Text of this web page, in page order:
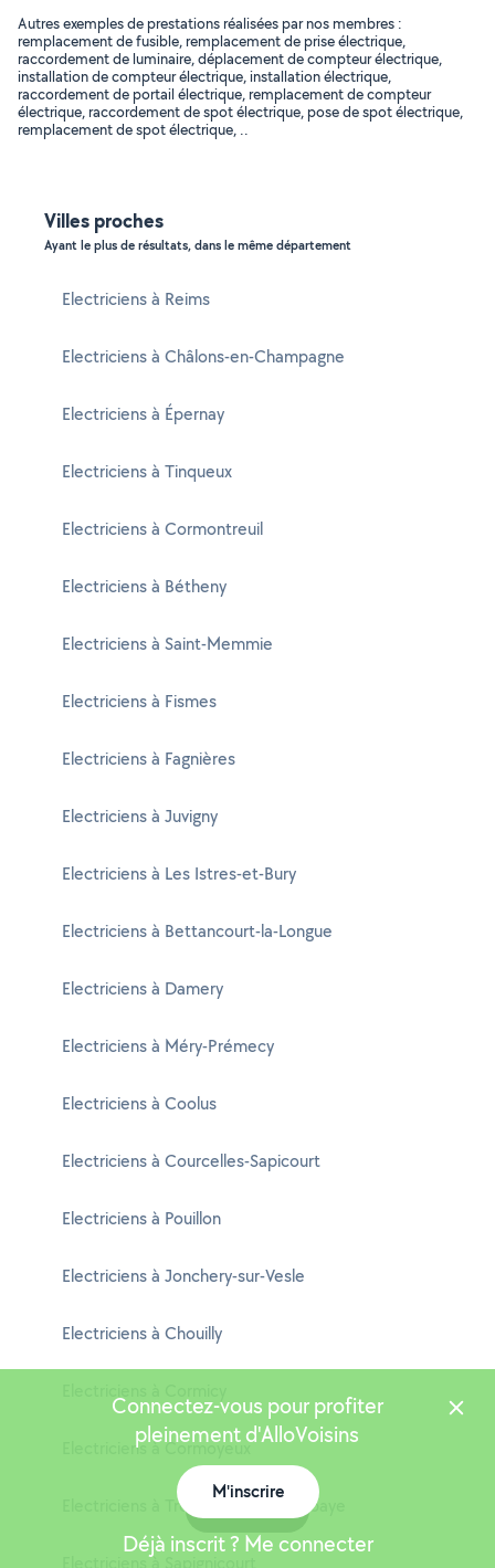
Autres exemples de prestations réalisées par nos membres :
remplacement de fusible, remplacement de prise électrique,
raccordement de luminaire, déplacement de compteur électrique,
installation de compteur électrique, installation électrique,
raccordement de portail électrique, remplacement de compteur
électrique, raccordement de spot électrique, pose de spot électrique,
remplacement de spot électrique, ..
Villes proches
Ayant le plus de résultats, dans le même département
Electriciens à Reims
Electriciens à Châlons-en-Champagne
Electriciens à Épernay
Electriciens à Tinqueux
Electriciens à Cormontreuil
Electriciens à Bétheny
Electriciens à Saint-Memmie
Electriciens à Fismes
Electriciens à Fagnières
Electriciens à Juvigny
Electriciens à Les Istres-et-Bury
Electriciens à Bettancourt-la-Longue
Electriciens à Damery
Electriciens à Méry-Prémecy
Electriciens à Coolus
Electriciens à Courcelles-Sapicourt
Electriciens à Pouillon
Electriciens à Jonchery-sur-Vesle
Electriciens à Chouilly
Electriciens à Cormoyeux
Electriciens à Trois-Fontaines-l'Abbaye
Electriciens à Sapignicourt
Connectez-vous pour profiter
pleinement d'AlloVoisins
M'inscrire
Déjà inscrit ? Me connecter